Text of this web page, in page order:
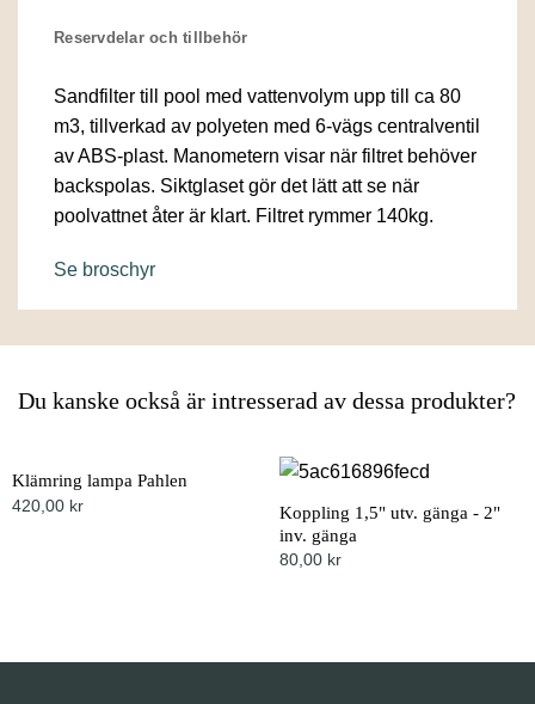
Reservdelar och tillbehör
Sandfilter till pool med vattenvolym upp till ca 80
m3, tillverkad av polyeten med 6-vägs centralventil
av ABS-plast. Manometern visar när filtret behöver
backspolas. Siktglaset gör det lätt att se när
poolvattnet åter är klart. Filtret rymmer 140kg.
Se broschyr
Du kanske också är intresserad av dessa produkter?
Klämring lampa Pahlen
420,00 kr
Koppling 1,5" utv. gänga - 2"
inv. gänga
80,00 kr